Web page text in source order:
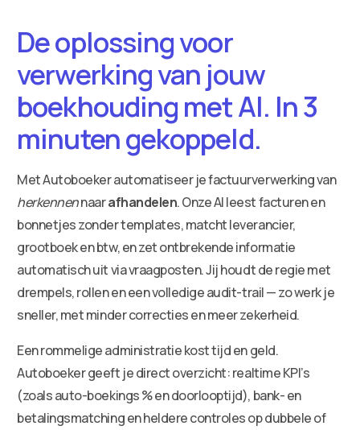
De oplossing voor
verwerking van jouw
boekhouding met AI. In 3
minuten gekoppeld.
Met Autoboeker automatiseer je factuurverwerking van
herkennennaarafhandelen. Onze AI leest facturen en
bonnetjes zonder templates, matcht leverancier,
grootboek en btw, en zet ontbrekende informatie
automatisch uit via vraagposten. Jij houdt de regie met
drempels, rollen en een volledige audit-trail — zo werk je
sneller, met minder correcties en meer zekerheid.
Een rommelige administratie kost tijd en geld.
Autoboeker geeft je direct overzicht: realtime KPI’s
(zoals auto-boekings % en doorlooptijd), bank- en
betalingsmatching en heldere controles op dubbele of